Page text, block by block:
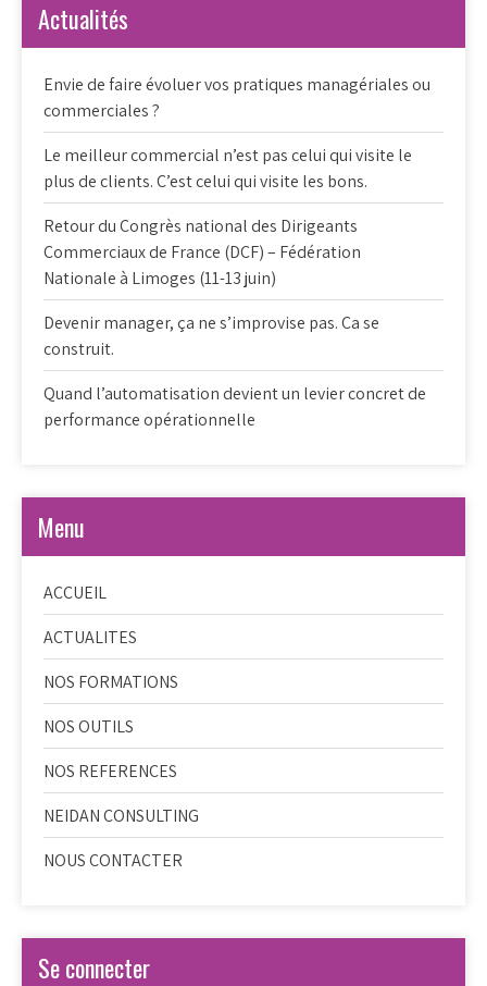
Actualités
Envie de faire évoluer vos pratiques managériales ou
commerciales ?
Le meilleur commercial n’est pas celui qui visite le
plus de clients. C’est celui qui visite les bons.
Retour du Congrès national des Dirigeants
Commerciaux de France (DCF) – Fédération
Nationale à Limoges (11-13 juin)
Devenir manager, ça ne s’improvise pas. Ca se
construit.
Quand l’automatisation devient un levier concret de
performance opérationnelle
Menu
ACCUEIL
ACTUALITES
NOS FORMATIONS
NOS OUTILS
NOS REFERENCES
NEIDAN CONSULTING
NOUS CONTACTER
Se connecter